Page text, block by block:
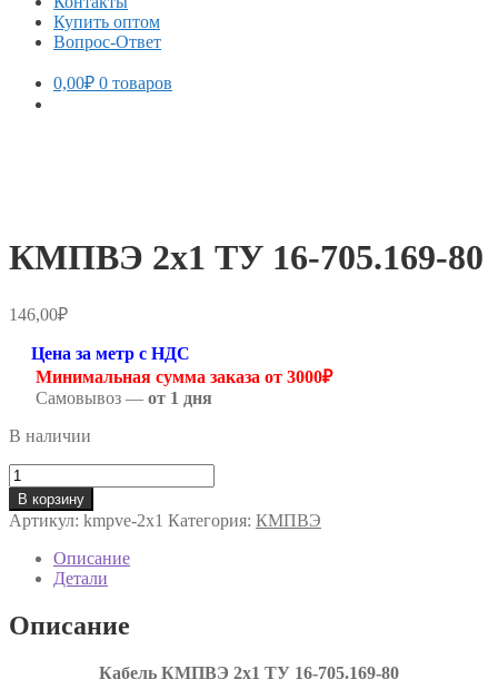
Купить оптом
Вопрос-Ответ
0,00₽ 0 товаров
КМПВЭ 2х1 ТУ 16-705.169-80
146,00₽
Цена за метр с НДС
Минимальная сумма заказа от 3000₽
Самовывоз — от 1 дня
В наличии
Количество
товара
КМПВЭ
2х1
705.169-
80
В корзину
Артикул: kmpve-2х1 Категория: КМПВЭ
Описание
Детали
Описание
Кабель КМПВЭ 2х1 ТУ 16-705.169-80